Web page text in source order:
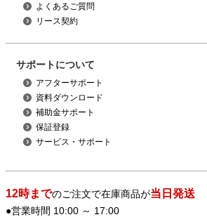
よくあるご質問
リース契約
サポートについて
アフターサポート
資料ダウンロード
補助金サポート
保証登録
サービス・サポート
12時までのご注文で在庫商品が当日発送
●営業時間 10:00 ～ 17:00